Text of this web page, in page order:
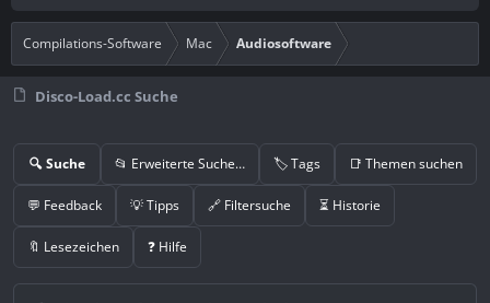
Compilations-Software Mac Audiosoftware
Disco-Load.cc Suche
🔍 Suche 📂 Erweiterte Suche… 🏷️ Tags 📑 Themen suchen
💬 Feedback 💡 Tipps 🔗 Filtersuche ⏳ Historie
🔖 Lesezeichen ❓ Hilfe